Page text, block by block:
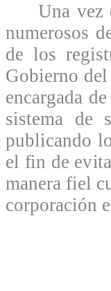
Una vez
numerosos
de los
Gobierno
encargada
sistema de
publicando
el fin de
manera fiel
corporación